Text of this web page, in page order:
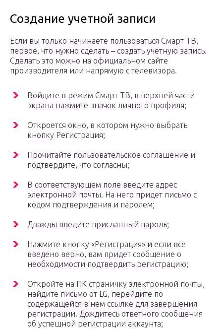
Создание учетной записи
Если вы только начинаете пользоваться Смарт ТВ,
первое, что нужно сделать – создать учетную запись.
Сделать это можно на официальном сайте
производителя или напрямую с телевизора.
Войдите в режим Смарт ТВ, в верхней части
экрана нажмите значок личного профиля;
Откроется окно, в котором нужно выбрать
кнопку Регистрация;
Прочитайте пользовательское соглашение и
подтвердите, что согласны;
В соответствующем поле введите адрес
электронной почты. На него придет письмо с
кодом подтверждения и паролем;
Дважды введите присланный пароль;
Нажмите кнопку «Регистрация» и если все
введено верно, вам придет сообщение о
необходимости подтвердить регистрацию;
Откройте на ПК страничку электронной почты,
найдите письмо от LG, перейдите по
содержащейся в нем ссылке для завершения
регистрации. Дождитесь ответного сообщения
об успешной регистрации аккаунта;